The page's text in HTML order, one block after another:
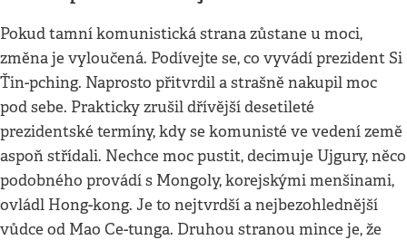
Pokud tamní komunistická strana zůstane u moci,
změna je vyloučená. Podívejte se, co vyvádí prezident Si
Ťin-pching. Naprosto přitvrdil a strašně nakupil moc
pod sebe. Prakticky zrušil dřívější desetileté
prezidentské termíny, kdy se komunisté ve vedení země
aspoň střídali. Nechce moc pustit, decimuje Ujgury, něco
podobného provádí s Mongoly, korejskými menšinami,
ovládl Hong-kong. Je to nejtvrdší a nejbezohlednější
vůdce od Mao Ce-tunga. Druhou stranou mince je, že